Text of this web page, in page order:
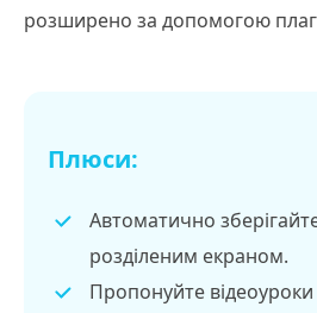
розширено за допомогою
Плюси:
Автоматично
розділеним екраном.
Пропонуйте відеоуроки